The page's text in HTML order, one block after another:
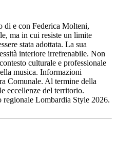
di e con Federica Molteni,
ma in cui resiste un limite
stata adottata. La sua
interiore irrefrenabile. Non
culturale e professionale
musica. Informazioni
Comunale. Al termine della
eccellenze del territorio.
Lombardia Style 2026.